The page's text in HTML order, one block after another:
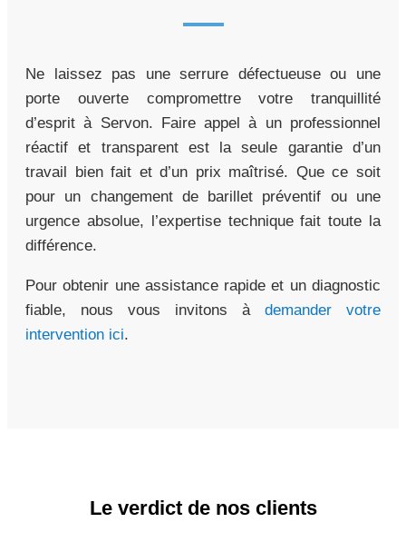
Ne laissez pas une serrure défectueuse ou une
porte ouverte compromettre votre tranquillité
d’esprit à Servon. Faire appel à un professionnel
réactif et transparent est la seule garantie d’un
travail bien fait et d’un prix maîtrisé. Que ce soit
pour un changement de barillet préventif ou une
urgence absolue, l’expertise technique fait toute la
différence.
Pour obtenir une assistance rapide et un diagnostic
fiable, nous vous invitons à demander votre
intervention ici.
Le verdict de nos clients